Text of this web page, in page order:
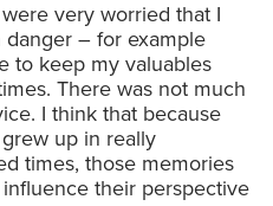
very worried that I
– for example
to keep my valuables
There was not much
I think that because
up in really
times, those memories
their perspective